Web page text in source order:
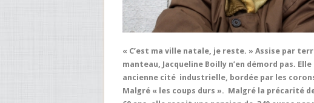
« C’est ma ville natale, je reste. » Assise par
manteau, Jacqueline Boilly n’en démord pas.
ancienne cité industrielle, bordée par les
Malgré « les coups durs ». Malgré la précarité